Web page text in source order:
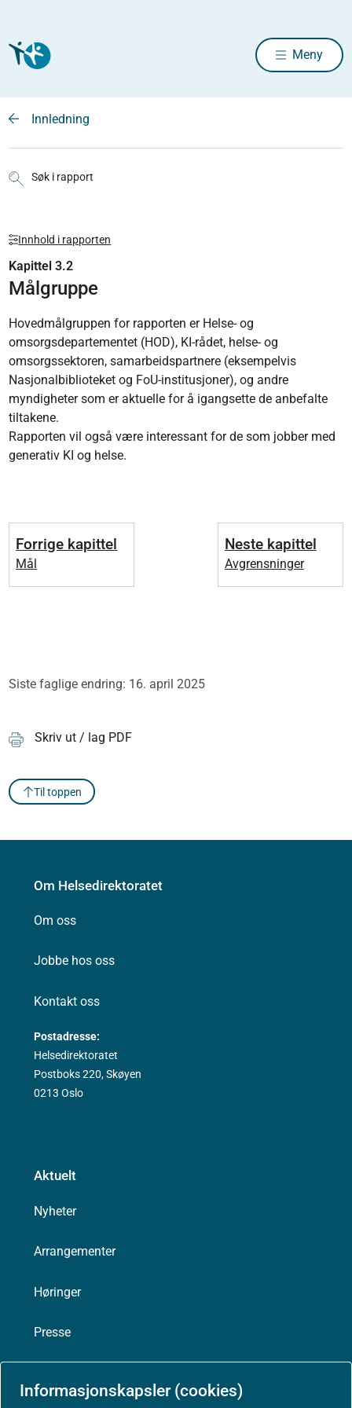
Informasjonskapsler (cookies)
Meny
Innledning
Søk i rapport
Innhold i rapporten
Kapittel 3.2
Målgruppe
Hovedmålgruppen for rapporten er Helse- og
omsorgsdepartementet (HOD), KI-rådet, helse- og
omsorgssektoren, samarbeidspartnere (eksempelvis
Nasjonalbiblioteket og FoU-institusjoner), og andre
myndigheter som er aktuelle for å igangsette de anbefalte
tiltakene.
Rapporten vil også være interessant for de som jobber med
generativ KI og helse.
Forrige kapittel
Mål
Neste kapittel
Avgrensninger
Siste faglige endring: 16. april 2025
Skriv ut / lag PDF
Til toppen
Om Helsedirektoratet
Om oss
Jobbe hos oss
Kontakt oss
Postadresse:
Helsedirektoratet
Postboks 220, Skøyen
0213 Oslo
Aktuelt
Nyheter
Arrangementer
Høringer
Presse